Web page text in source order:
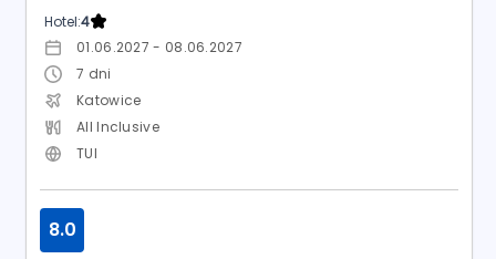
Hotel:4
01.06.2027 - 08.06.2027
7 dni
Katowice
All Inclusive
TUI
8.0